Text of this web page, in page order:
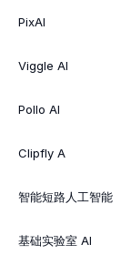
PixAI
Viggle AI
Pollo AI
Clipfly A
智能短路人工智能
基础实验室 AI